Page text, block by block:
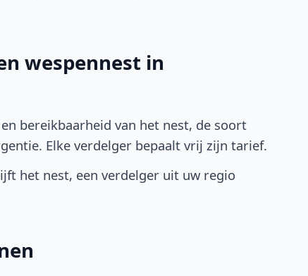
wespennest in
bereikbaarheid van het nest, de soort
Elke verdelger bepaalt vrij zijn tarief.
het nest, een verdelger uit uw regio